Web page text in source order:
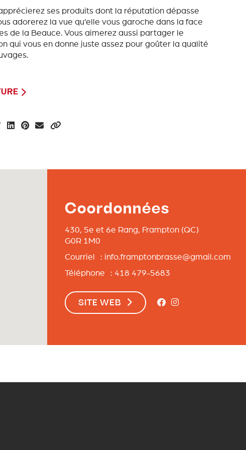
ses produits dont la réputation dépasse
adorerez la vue qu’elle vous garoche dans la face
de la Beauce. Vous aimerez aussi partager le
qui vous en donne juste assez pour goûter la qualité
Coordonnées
430, 5e et 6e Rang, Frampton(QC)
G0R 1M0
Courriel : info.framptonbrasse@gmail.com
Téléphone : 418 479-5683
SITE WEB